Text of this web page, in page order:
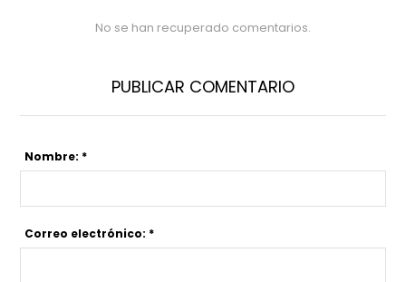
No se han recuperado comentarios.
PUBLICAR COMENTARIO
Nombre: *
Correo electrónico: *